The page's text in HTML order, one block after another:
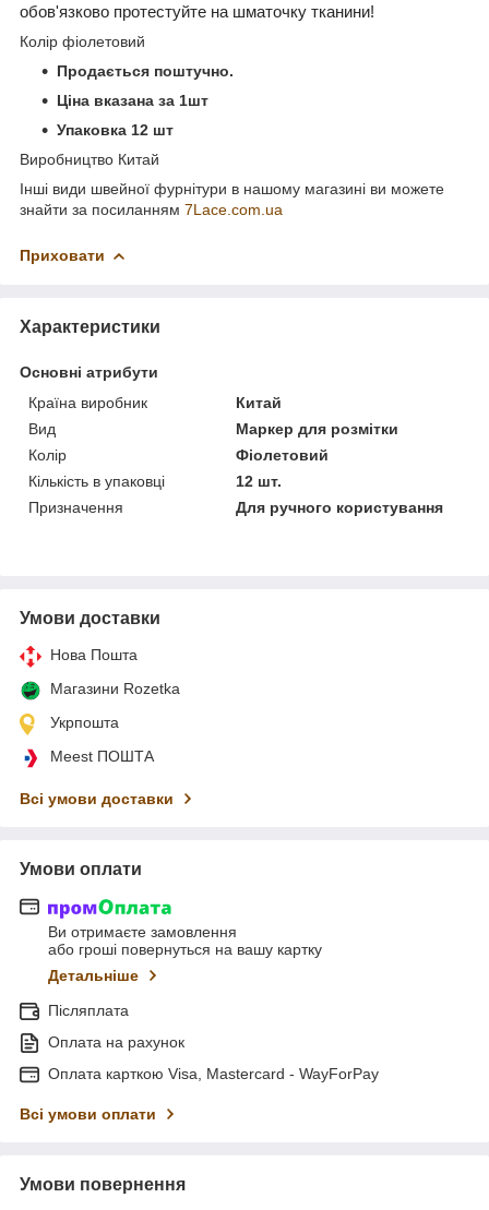
обов'язково протестуйте на шматочку тканини!
Колір фіолетовий
Продається поштучно.
Ціна вказана за 1шт
Упаковка 12 шт
Виробництво Китай
Інші види швейної фурнітури в нашому магазині ви можете
знайти за посиланням 7Lace.com.ua
Приховати
Характеристики
Основні атрибути
Країна виробник
Китай
Вид
Маркер для розмітки
Колір
Фіолетовий
Кількість в упаковці
12 шт.
Призначення
Для ручного користування
Умови доставки
Нова Пошта
Магазини Rozetka
Укрпошта
Meest ПОШТА
Всі умови доставки
Умови оплати
Ви отримаєте замовлення
або гроші повернуться на вашу картку
Детальніше
Післяплата
Оплата на рахунок
Оплата карткою Visa, Mastercard - WayForPay
Всі умови оплати
Умови повернення